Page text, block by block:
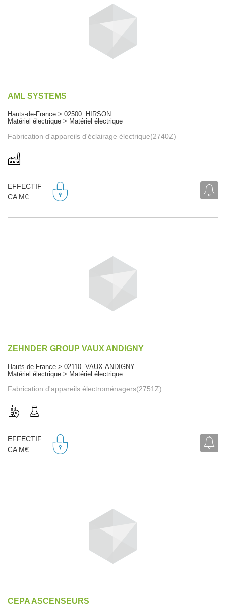
AML SYSTEMS
Hauts-de-France > 02500 HIRSON
Matériel électrique > Matériel électrique
Fabrication d'appareils d'éclairage électrique(2740Z)
EFFECTIF
CA M€
ZEHNDER GROUP VAUX ANDIGNY
Hauts-de-France > 02110 VAUX-ANDIGNY
Matériel électrique > Matériel électrique
Fabrication d'appareils électroménagers(2751Z)
EFFECTIF
CA M€
CEPA ASCENSEURS